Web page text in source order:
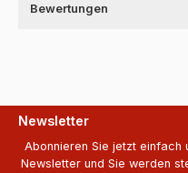
Bewertungen
Newsletter
Abonnieren Sie jetzt einfach
Newsletter und Sie werden